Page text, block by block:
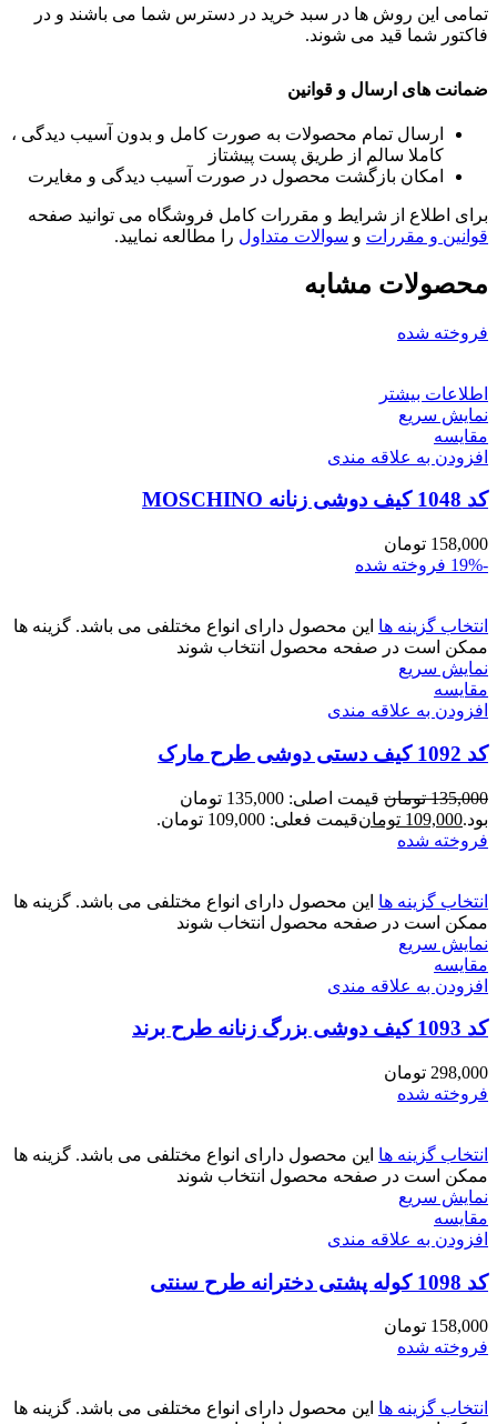
تمامی این روش ها در سبد خرید در دسترس شما می باشند و در
فاکتور شما قید می شوند.
ضمانت های ارسال و قوانین
ارسال تمام محصولات به صورت کامل و بدون آسیب دیدگی ،
کاملا سالم از طریق پست پیشتاز
امکان بازگشت محصول در صورت آسیب دیدگی و مغایرت
برای اطلاع از شرایط و مقررات کامل فروشگاه می توانید صفحه
قوانین و مقررات و سوالات متداول را مطالعه نمایید.
محصولات مشابه
فروخته شده
اطلاعات بیشتر
نمایش سریع
مقايسه
افزودن به علاقه مندی
کد 1048 کیف دوشی زنانه MOSCHINO
158,000 تومان
-19%
فروخته شده
انتخاب گزینه ها این محصول دارای انواع مختلفی می باشد. گزینه ها
ممکن است در صفحه محصول انتخاب شوند
نمایش سریع
مقايسه
افزودن به علاقه مندی
کد 1092 کیف دستی دوشی طرح مارک
135,000 تومان
قیمت اصلی: 135,000 تومان
بود.109,000 تومانقیمت فعلی: 109,000 تومان.
فروخته شده
انتخاب گزینه ها این محصول دارای انواع مختلفی می باشد. گزینه ها
ممکن است در صفحه محصول انتخاب شوند
نمایش سریع
مقايسه
افزودن به علاقه مندی
کد 1093 کیف دوشی بزرگ زنانه طرح برند
298,000 تومان
فروخته شده
انتخاب گزینه ها این محصول دارای انواع مختلفی می باشد. گزینه ها
ممکن است در صفحه محصول انتخاب شوند
نمایش سریع
مقايسه
افزودن به علاقه مندی
کد 1098 کوله پشتی دخترانه طرح سنتی
158,000 تومان
فروخته شده
انتخاب گزینه ها این محصول دارای انواع مختلفی می باشد. گزینه ها